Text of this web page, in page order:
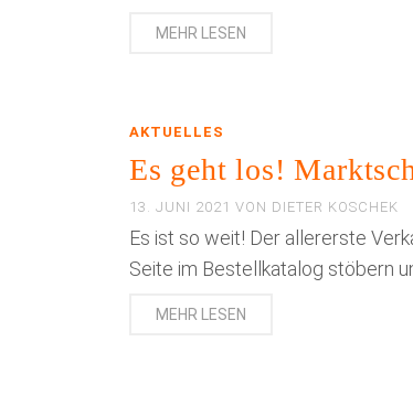
MEHR LESEN
AKTUELLES
Es geht los!
13. JUNI 2021 VON DIETER KOSCHEK
Es ist so weit! Der allererste
Seite im Bestellkatalog stöbern
MEHR LESEN